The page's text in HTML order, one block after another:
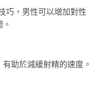
巧，男性可以增加對性
助於減緩射精的速度。